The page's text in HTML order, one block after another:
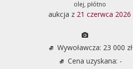
olej, płótno
aukcja z 21 czerwca 2026
Wywoławcza: 23 000 zł
Cena uzyskana: -